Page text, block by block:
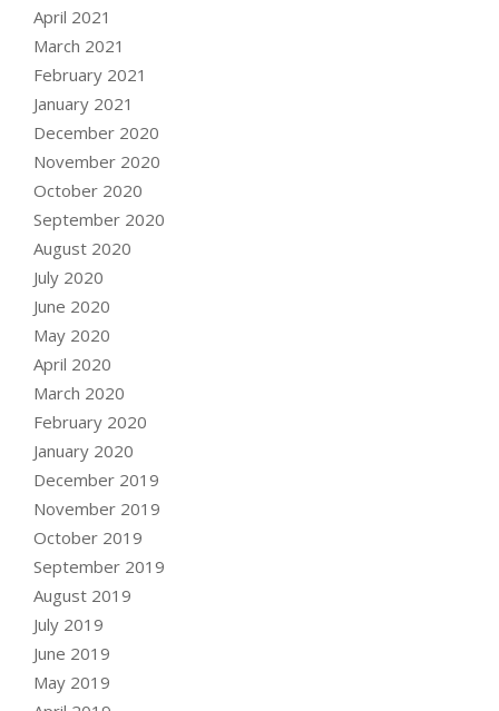
April 2021
March 2021
February 2021
January 2021
December 2020
November 2020
October 2020
September 2020
August 2020
July 2020
June 2020
May 2020
April 2020
March 2020
February 2020
January 2020
December 2019
November 2019
October 2019
September 2019
August 2019
July 2019
June 2019
May 2019